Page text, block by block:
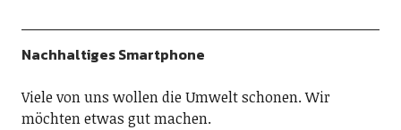
Nachhaltiges Smartphone
Viele von uns wollen die Umwelt schonen. Wir
möchten etwas gut machen.